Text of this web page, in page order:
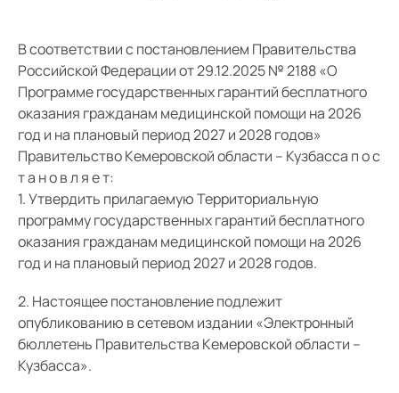
Школа здоровья. Аритмология
В соответствии с постановлением Правительства
Российской Федерации от 29.12.2025 № 2188 «О
Программе государственных гарантий бесплатного
оказания гражданам медицинской помощи на 2026
год и на плановый период 2027 и 2028 годов»
Правительство Кемеровской области – Кузбасса п о с
т а н о в л я е т:
1. Утвердить прилагаемую Территориальную
программу государственных гарантий бесплатного
оказания гражданам медицинской помощи на 2026
год и на плановый период 2027 и 2028 годов.
2. Настоящее постановление подлежит
опубликованию в сетевом издании «Электронный
бюллетень Правительства Кемеровской области –
Кузбасса».